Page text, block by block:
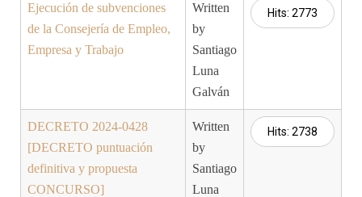
Ejecución de subvenciones
de la Consejería de Empleo,
Empresa y Trabajo
Written
by
Santiago
Luna
Galván
Hits: 2773
DECRETO 2024-0428
[DECRETO puntuación
definitiva y propuesta
CONCURSO]
Written
by
Santiago
Luna
Hits: 2738